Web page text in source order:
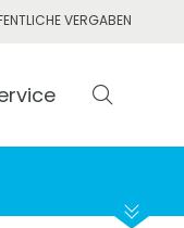
VERGABEN